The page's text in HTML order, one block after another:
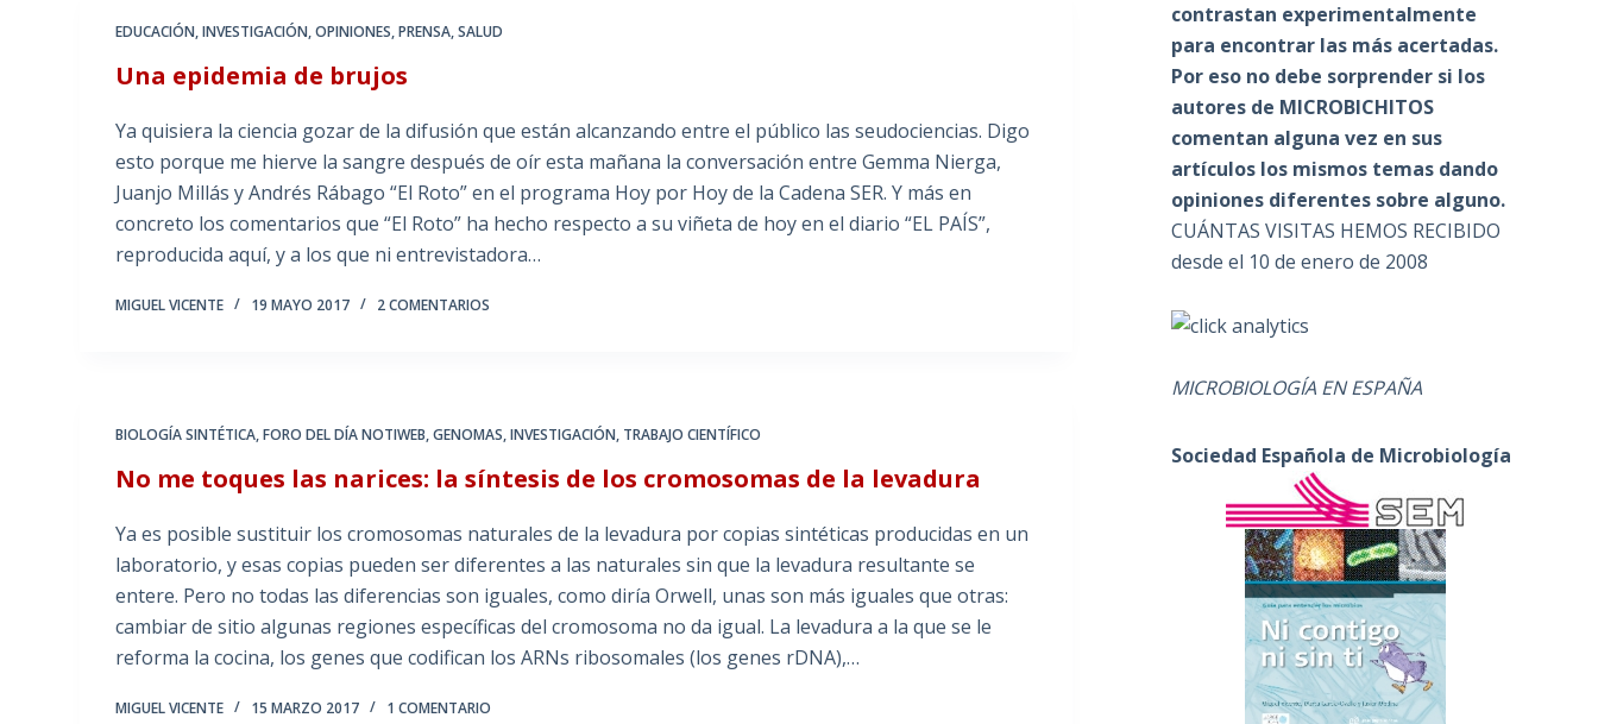
EDUCACIÓN,INVESTIGACIÓN,OPINIONES,PRENSA,SALUD
Una epidemia de brujos
Ya quisiera la ciencia gozar de la difusión que están alcanzando entre el público las seudociencias. Digo
esto porque me hierve la sangre después de oír esta mañana la conversación entre Gemma Nierga,
Juanjo Millás y Andrés Rábago “El Roto” en el programa Hoy por Hoy de la Cadena SER. Y más en
concreto los comentarios que “El Roto” ha hecho respecto a su viñeta de hoy en el diario “EL PAÍS”,
reproducida aquí, y a los que ni entrevistadora…
MIGUEL VICENTE 19 MAYO 2017 2 COMENTARIOS
BIOLOGÍA SINTÉTICA,FORO DEL DÍA NOTIWEB,GENOMAS,INVESTIGACIÓN, TRABAJO CIENTÍFICO
No me toques las narices: la síntesis de los cromosomas de la levadura
Ya es posible sustituir los cromosomas naturales de la levadura por copias sintéticas producidas en un
laboratorio, y esas copias pueden ser diferentes a las naturales sin que la levadura resultante se
entere. Pero no todas las diferencias son iguales, como diría Orwell, unas son más iguales que otras:
cambiar de sitio algunas regiones específicas del cromosoma no da igual. La levadura a la que se le
reforma la cocina, los genes que codifican los ARNs ribosomales (los genes rDNA),…
MIGUEL VICENTE 15 MARZO 2017 1 COMENTARIO
contrastan experimentalmente
para encontrar las más acertadas.
Por eso no debe sorprender si los
autores de MICROBICHITOS
comentan alguna vez en sus
artículos los mismos temas dando
opiniones diferentes sobre alguno.
CUÁNTAS VISITAS HEMOS RECIBIDO
desde el 10 de enero de 2008
MICROBIOLOGÍA EN ESPAÑA
Sociedad Española de Microbiología